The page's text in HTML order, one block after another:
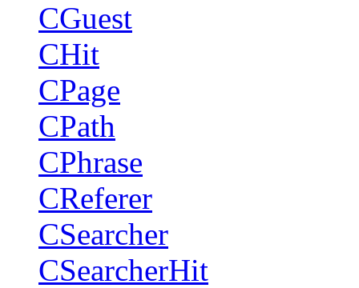
CGuest
CHit
CPage
CPath
CPhrase
CReferer
CSearcher
CSearcherHit